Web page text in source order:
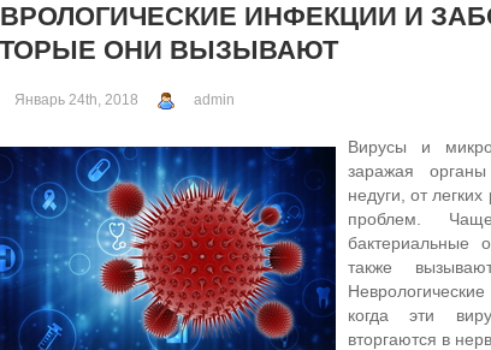
ИНФЕКЦИИ И
ОНИ ВЫЗЫВАЮТ
Январь 24th, 2018 admin
Вирусы и
заражая
недуги, от
проблем.
бактериальные
также
когда эти
вторгаются в